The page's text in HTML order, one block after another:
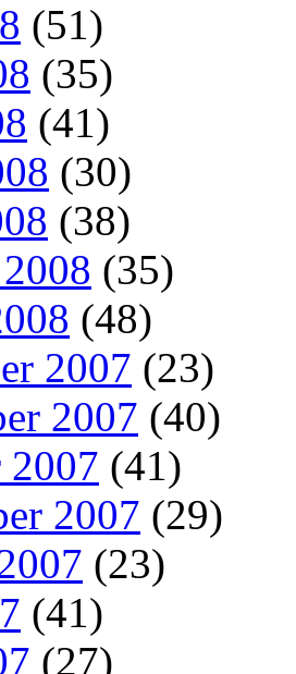
(51)
(35)
(41)
(30)
(38)
(35)
(48)
2007 (23)
2007 (40)
2007 (41)
2007 (29)
(23)
(41)
(27)